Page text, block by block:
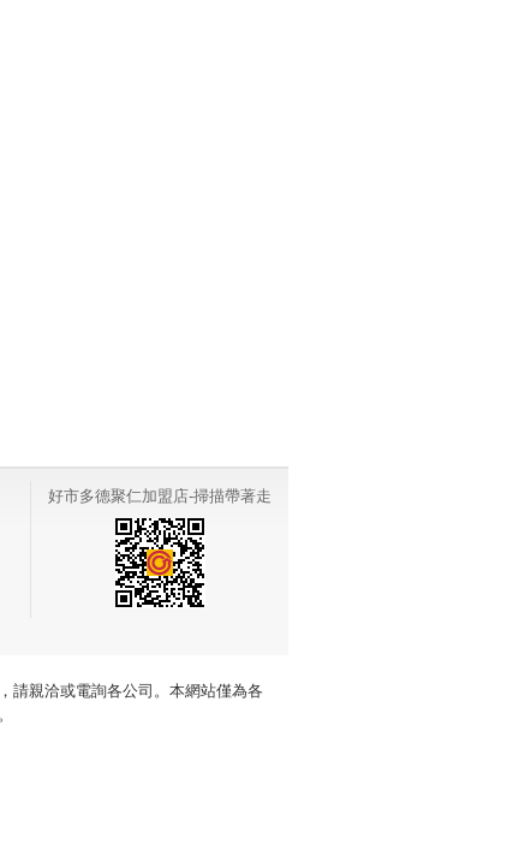
好市多德聚仁加盟店-掃描帶著走
請親洽或電詢各公司。本網站僅為各